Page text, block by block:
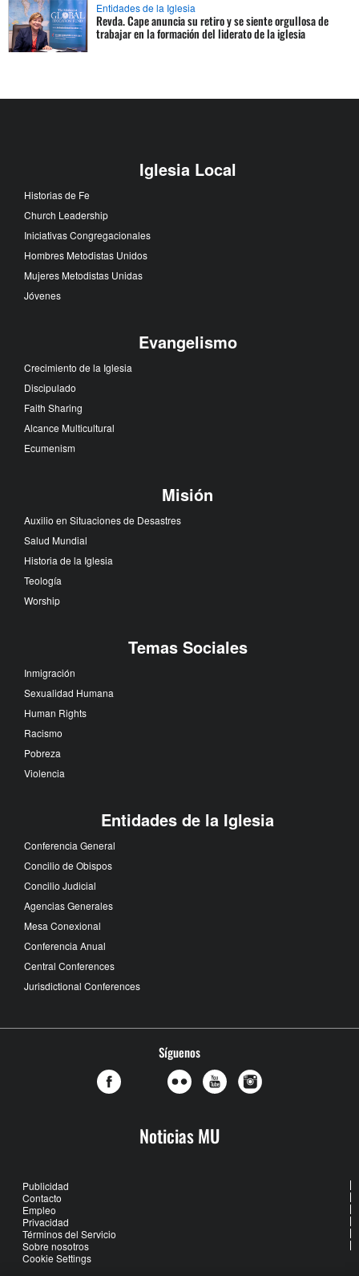
Entidades de la Iglesia
Revda. Cape anuncia su retiro y se siente orgullosa de
trabajar en la formación del liderato de la iglesia
Iglesia Local
Historias de Fe
Church Leadership
Iniciativas Congregacionales
Hombres Metodistas Unidos
Mujeres Metodistas Unidas
Jóvenes
Evangelismo
Crecimiento de la Iglesia
Discipulado
Faith Sharing
Alcance Multicultural
Ecumenism
Misión
Auxilio en Situaciones de Desastres
Salud Mundial
Historia de la Iglesia
Teología
Worship
Temas Sociales
Inmigración
Sexualidad Humana
Human Rights
Racismo
Pobreza
Violencia
Entidades de la Iglesia
Conferencia General
Concilio de Obispos
Concilio Judicial
Agencias Generales
Mesa Conexional
Conferencia Anual
Central Conferences
Jurisdictional Conferences
Síguenos
Noticias MU
Publicidad
Contacto
Empleo
Privacidad
Términos del Servicio
Sobre nosotros
Cookie Settings